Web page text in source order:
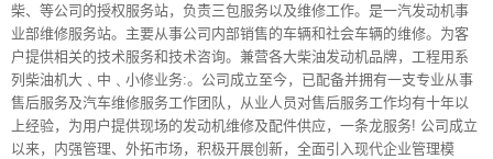
柴、等公司的授权服务站，负责三包服务以及维修工作。是一汽发动机事
业部维修服务站。主要从事公司内部销售的车辆和社会车辆的维修。为客
户提供相关的技术服务和技术咨询。兼营各大柴油发动机品牌，工程用系
列柴油机大﹑中﹑小修业务:。公司成立至今， 已配备并拥有一支专业从事
售后服务及汽车维修服务工作团队，从业人员对售后服务工作均有十年以
上经验， 为用户提供现场的发动机维修及配件供应，一条龙服务! 公司成立
以来，内强管理、外拓市场，积极开展创新，全面引入现代企业管理模